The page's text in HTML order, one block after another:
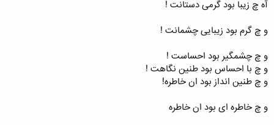
آه چ زیبا بود گرمی دستانت !
و چ گرم بود زیبایی چشمانت !
و چ چشمگیر بود احساست !
و چ با احساس بود طنین نگاهت !
و چ طنین انداز بود ان خاطره!
و چ خاطره ای بود ان خاطره